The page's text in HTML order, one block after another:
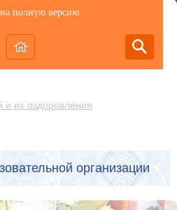
полную версию
и их оздоровления
организации